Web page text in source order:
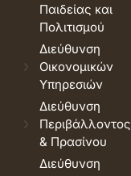
Παιδείας και
Πολιτισμού
Διεύθυνση
Οικονομικών
Υπηρεσιών
Διεύθυνση
Περιβάλλοντος
& Πρασίνου
Διεύθυνση